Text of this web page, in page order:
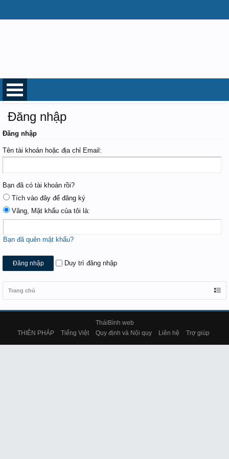
Trang chủ
Đăng nhập
Đăng nhập
Tên tài khoản hoặc địa chỉ Email:
Bạn đã có tài khoản rồi?
Tích vào đây để đăng ký
Vâng, Mật khẩu của tôi là:
Bạn đã quên mật khẩu?
Duy trì đăng nhập
Trang chủ
TháiBình web
THIÊN PHÁP
Tiếng Việt Quy định và Nội quy Liên hệ Trợ giúp